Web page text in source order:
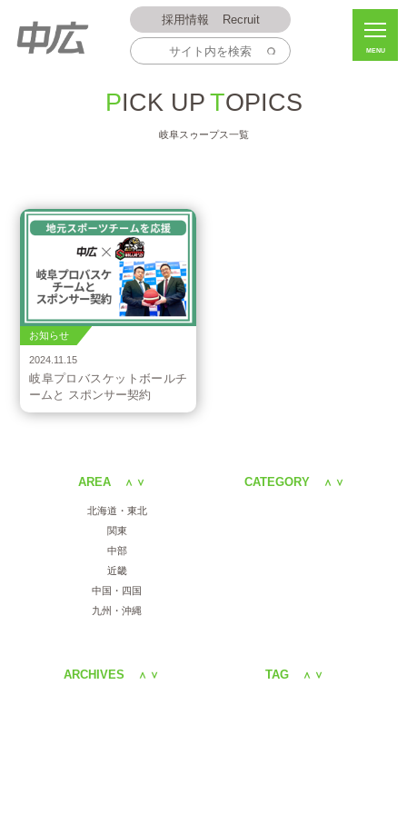
採用情報 Recruit
MENU
PICK UP TOPICS
岐阜スゥープス一覧
お知らせ
2024.11.15
岐阜プロバスケットボールチ
ームと スポンサー契約
AREA ＜ ＞
北海道・東北
関東
中部
近畿
中国・四国
九州・沖縄
CATEGORY ＜ ＞
ARCHIVES ＜ ＞ TAG ＜ ＞